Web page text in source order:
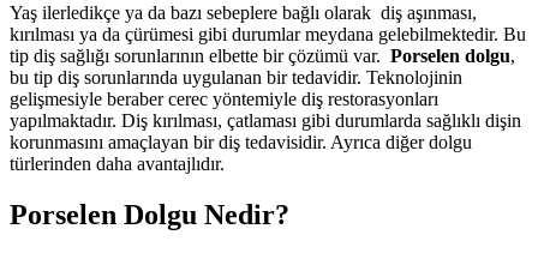
Yaş ilerledikçe ya da bazı sebeplere bağlı olarak diş aşınması,
kırılması ya da çürümesi gibi durumlar meydana gelebilmektedir. Bu
tip diş sağlığı sorunlarının elbette bir çözümü var. Porselen dolgu,
bu tip diş sorunlarında uygulanan bir tedavidir. Teknolojinin
gelişmesiyle beraber cerec yöntemiyle diş restorasyonları
yapılmaktadır. Diş kırılması, çatlaması gibi durumlarda sağlıklı dişin
korunmasını amaçlayan bir diş tedavisidir. Ayrıca diğer dolgu
türlerinden daha avantajlıdır.
Porselen Dolgu Nedir?